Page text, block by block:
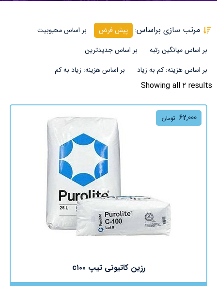
Showing all 2 results
مرتب سازی براساس: پیش فرض
بر اساس محبوبیت
بر اساس میانگین رتبه
بر اساس جدیدترین
بر اساس هزینه: کم به زیاد
بر اساس هزینه: زیاد به کم
62,000 تومان
رزین کاتیونی تیپ c۱۰۰